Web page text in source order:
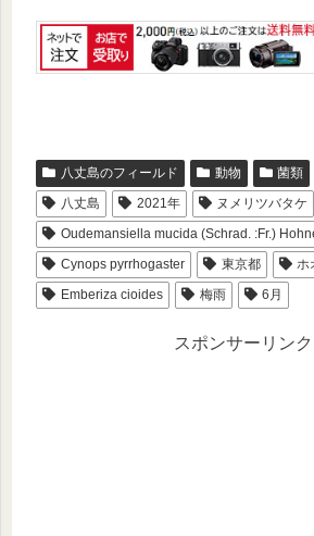
八丈島のフィールド 動物 菌類
八丈島
2021年 ヌメリツバタケ
Oudemansiella mucida (Schrad. :Fr.)
Cynops pyrrhogaster
東京都
ホ
Emberiza cioides
梅雨 6月
スポンサーリンク